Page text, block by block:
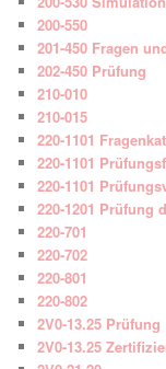
200-550
201-450 Fragen
202-450 Prüfung
210-010
210-015
220-1101
220-1101
220-1101
220-1201 Prüfung
220-701
220-702
220-801
220-802
2V0-13.25 Prüfung
2V0-13.25